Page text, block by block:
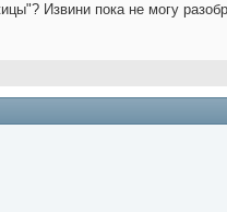
Извини пока не могу